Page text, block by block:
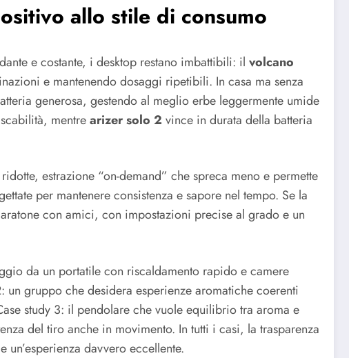
allo stile di consumo
e costante, i desktop restano imbattibili: il volcano
e mantenendo dosaggi ripetibili. In casa ma senza
generosa, gestendo al meglio erbe leggermente umide
mentrearizer solo 2 vince in durata della batteria
estrazione “on-demand” che spreca meno e permette
per mantenere consistenza e sapore nel tempo. Se la
con amici, con impostazioni precise al grado e un
da un portatile con riscaldamento rapido e camere
un gruppo che desidera esperienze aromatiche coerenti
study 3: il pendolare che vuole equilibrio tra aroma e
del tiro anche in movimento. In tutti i casi, la trasparenza
davvero eccellente.